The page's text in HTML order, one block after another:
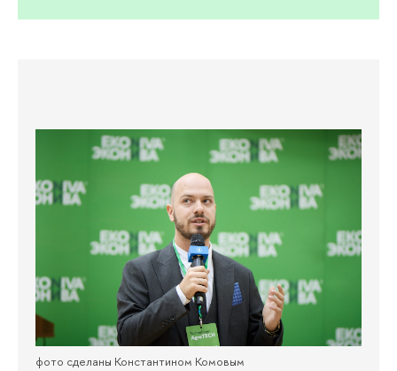
фото сделаны Константином Комовым